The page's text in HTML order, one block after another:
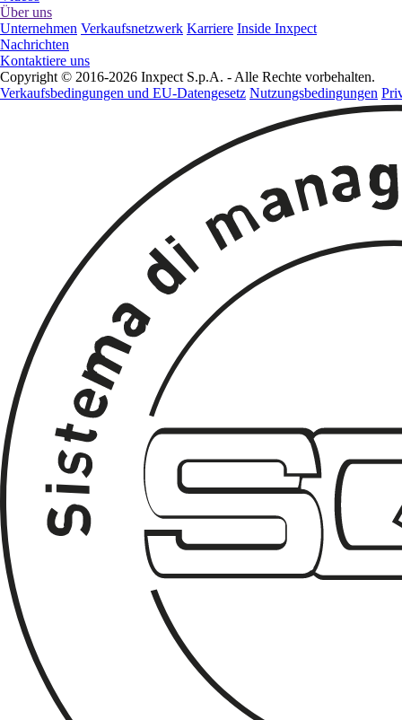
Über uns
Unternehmen Verkaufsnetzwerk Karriere Inside Inxpect
Nachrichten
Kontaktiere uns
Copyright © 2016-2026 Inxpect S.p.A. - Alle Rechte vorbehalten.
Verkaufsbedingungen und EU-Datengesetz Nutzungsbedingungen